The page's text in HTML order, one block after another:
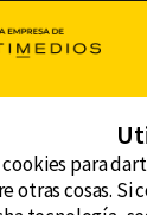
para
otras cosas. Si